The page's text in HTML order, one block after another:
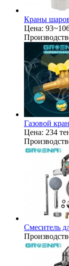
Краны
Цена:
Газовой кран
Цена: 234
Смеситель